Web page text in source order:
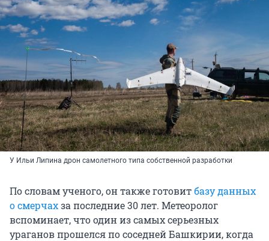
У Ильи Липина дрон самолетного типа собственной разработки
По словам ученого, он также готовитбазу данных
о смерчахза последние 30 лет. Метеоролог
вспоминает, что один из самых серьезных
ураганов прошелся по соседней Башкирии, когда